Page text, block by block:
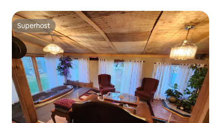
Superhost
Superhost